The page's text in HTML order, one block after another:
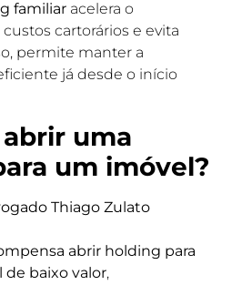
familiar acelera o
cartorários e evita
permite manter a
já desde o início
uma
um imóvel?
Thiago Zulato
abrir holding para
baixo valor,